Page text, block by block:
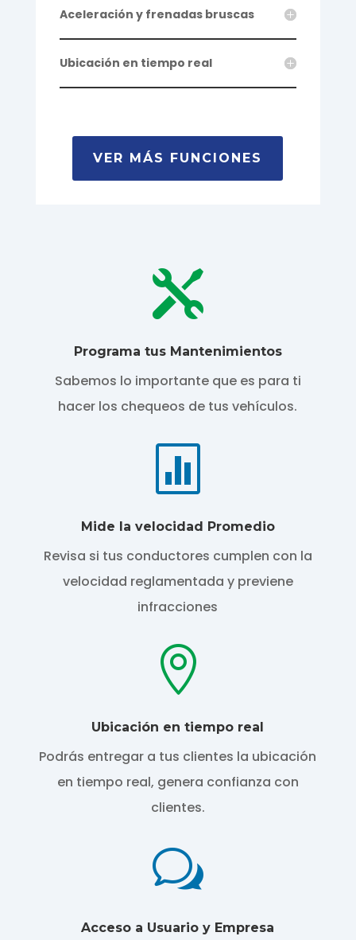
Aceleración y frenadas bruscas
Ubicación en tiempo real
VER MÁS FUNCIONES

Programa tus Mantenimientos
Sabemos lo importante que es para ti
hacer los chequeos de tus vehículos.

Mide la velocidad Promedio
Revisa si tus conductores cumplen con la
velocidad reglamentada y previene
infracciones

Ubicación en tiempo real
Podrás entregar a tus clientes la ubicación
en tiempo real, genera confianza con
clientes.
w
Acceso a Usuario y Empresa